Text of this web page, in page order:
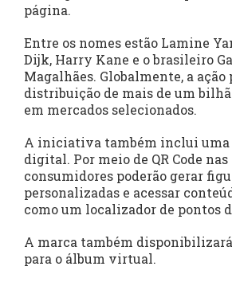
página.
Entre os nomes estão Lamine
Dijk, Harry Kane e o brasileiro
Magalhães. Globalmente, a ação
distribuição de mais de um
em mercados selecionados.
A iniciativa também inclui uma
digital. Por meio de QR Code
consumidores poderão gerar
personalizadas e acessar
como um localizador de pontos
A marca também
para o álbum virtual.